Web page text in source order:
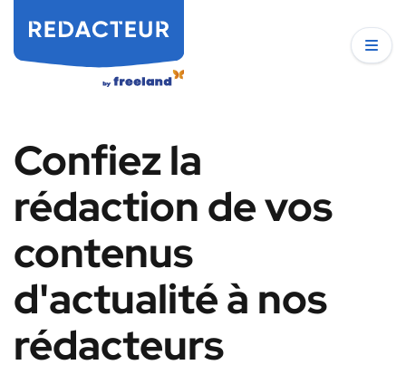
Confiez la
rédaction de vos
contenus
d'actualité à nos
rédacteurs